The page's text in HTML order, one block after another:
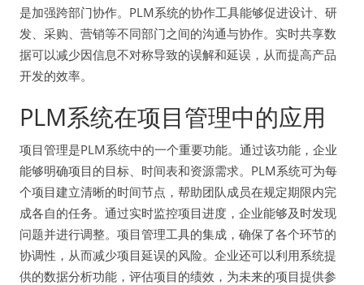
是加强跨部门协作。PLM系统的协作工具能够促进设计、研
发、采购、营销等不同部门之间的沟通与协作。实时共享数
据可以减少因信息不对称导致的误解和延误，从而提高产品
开发的效率。
PLM系统在项目管理中的应用
项目管理是PLM系统中的一个重要功能。通过该功能，企业
能够明确项目的目标、时间表和资源需求。PLM系统可为每
个项目建立清晰的时间节点，帮助团队成员在规定期限内完
成各自的任务。通过实时监控项目进度，企业能够及时发现
问题并进行调整。项目管理工具的集成，确保了各个环节的
协调性，从而减少项目延误的风险。企业还可以利用系统提
供的数据分析功能，评估项目的绩效，为未来的项目提供参